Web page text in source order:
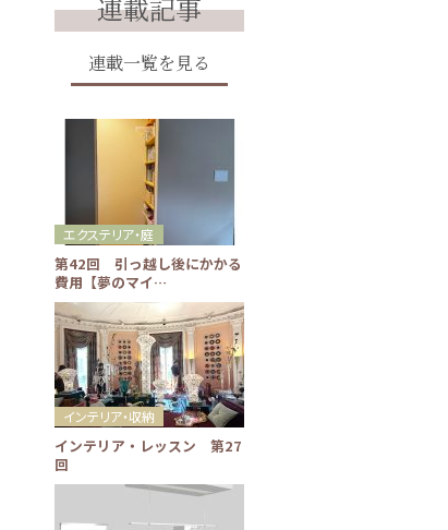
連載記事
連載一覧を見る
第42回 引っ越し後にかかる
費用【夢のマイ…
エクステリア・庭
インテリア・レッスン 第27
回
インテリア・収納